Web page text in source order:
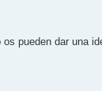
pueden dar una